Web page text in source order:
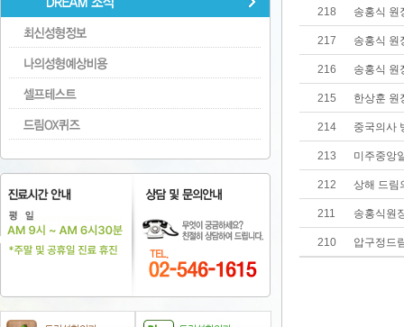
218 송홍식 원
217 송홍식 원
216 송홍식 원
215 한상훈 원
214 중국의사
213 미주중앙
212 상해 드림
211 송홍식원
210 압구정드